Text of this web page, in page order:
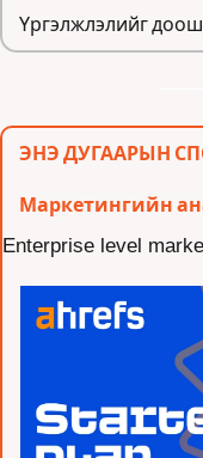
Үргэлжлэлийг доош
ЭНЭ ДУГААРЫН
Маркетингийн
Enterprise level